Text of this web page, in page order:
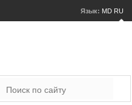
Язык: MD RU